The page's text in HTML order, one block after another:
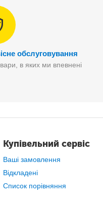
у холодильнику будь-
обслуговування
в яких ми впевнені
Купівельний сервіс
Ваші замовлення
Відкладені
Список порівняння